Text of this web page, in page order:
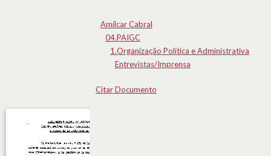
Amílcar Cabral
04.PAIGC
1.Organização Política e Administrativa
Entrevistas/Imprensa
Citar Documento